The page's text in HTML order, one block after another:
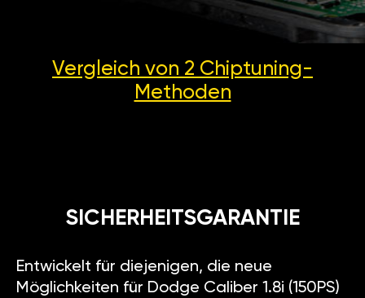
Vergleich von 2 Chiptuning-
Methoden
SICHERHEITSGARANTIE
Entwickelt für diejenigen, die neue
Möglichkeiten für Dodge Caliber 1.8i (150PS)